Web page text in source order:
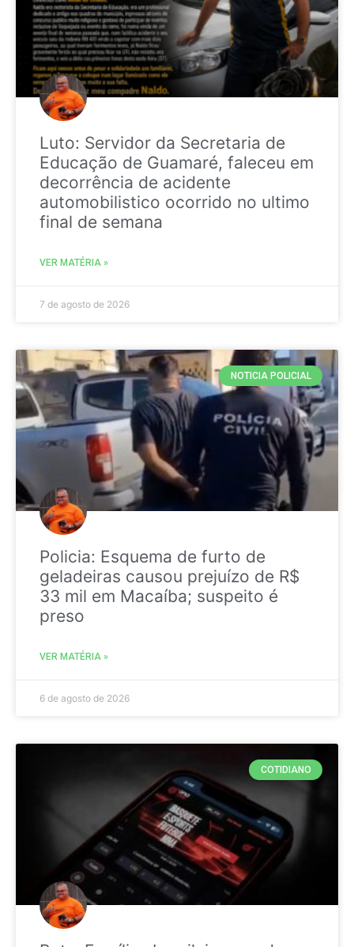
Luto: Servidor da Secretaria de
Educação de Guamaré, faleceu em
decorrência de acidente
automobilistico ocorrido no ultimo
final de semana
VER MATÉRIA »
7 de agosto de 2026
NOTICIA POLICIAL
Policia: Esquema de furto de
geladeiras causou prejuízo de R$
33 mil em Macaíba; suspeito é
preso
VER MATÉRIA »
6 de agosto de 2026
COTIDIANO